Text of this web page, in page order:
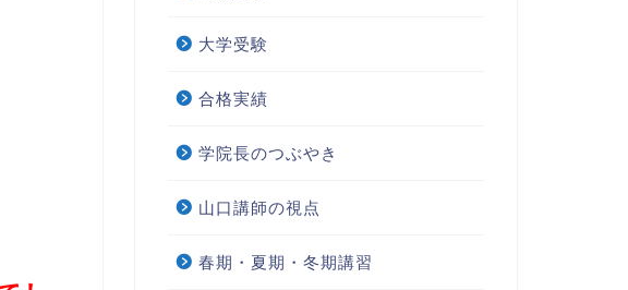
大学受験
合格実績
学院長のつぶやき
山口講師の視点
春期・夏期・冬期講習